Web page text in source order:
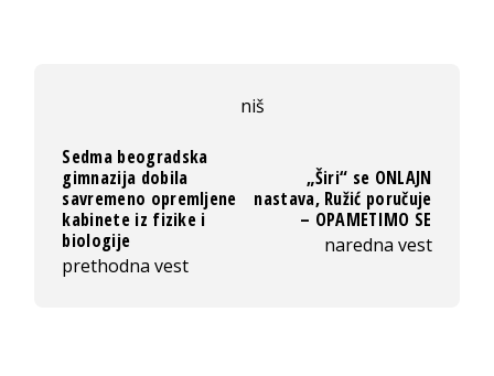
niš
Sedma beogradska
gimnazija dobila
savremeno opremljene
kabinete iz fizike i
biologije
prethodna vest
„Širi“ se ONLAJN
nastava, Ružić poručuje
– OPAMETIMO SE
naredna vest